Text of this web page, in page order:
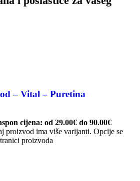
– Vital – Puretina
cijena: od 29.00€ do 90.00€
proizvod ima više varijanti. Opcije se
proizvoda